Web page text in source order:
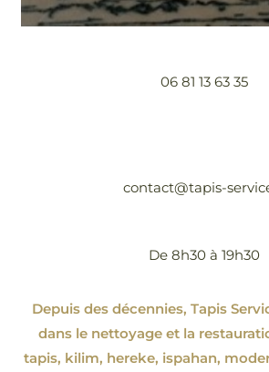
06 81 13 63 35
contact@tapis-
De 8h30 à 19h30
Depuis des décennies, Tapis
dans le nettoyage et la
tapis, kilim, hereke, ispahan,